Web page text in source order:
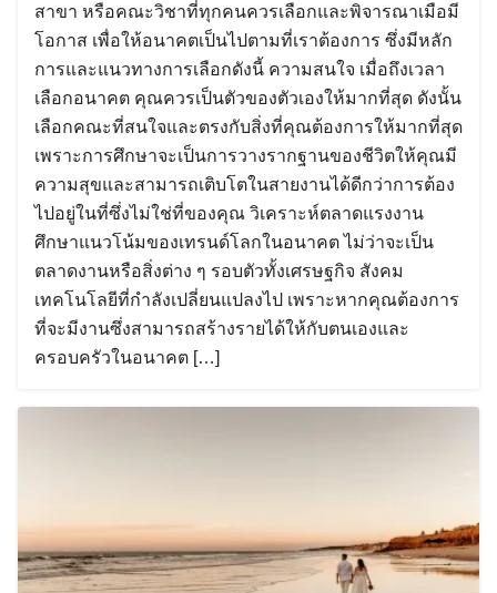
สาขา หรือคณะวิชาที่ทุกคนควรเลือกและพิจารณาเมือมี
โอกาส เพื่อให้อนาคตเป็นไปตามที่เราต้องการ ซึ่งมีหลัก
การและแนวทางการเลือกดังนี้ ความสนใจ เมื่อถึงเวลา
เลือกอนาคต คุณควรเป็นตัวของตัวเองให้มากที่สุด ดังนั้น
เลือกคณะที่สนใจและตรงกับสิ่งที่คุณต้องการให้มากที่สุด
เพราะการศึกษาจะเป็นการวางรากฐานของชีวิตให้คุณมี
ความสุขและสามารถเติบโตในสายงานได้ดีกว่าการต้อง
ไปอยู่ในที่ซึ่งไม่ใช่ที่ของคุณ วิเคราะห์ตลาดแรงงาน
ศึกษาแนวโน้มของเทรนด์โลกในอนาคต ไม่ว่าจะเป็น
ตลาดงานหรือสิ่งต่าง ๆ รอบตัวทั้งเศรษฐกิจ สังคม
เทคโนโลยีที่กำลังเปลี่ยนแปลงไป เพราะหากคุณต้องการ
ที่จะมีงานซึ่งสามารถสร้างรายได้ให้กับตนเองและ
ครอบครัวในอนาคต […]